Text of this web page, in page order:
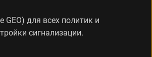
для всех политик и
сигнализации.